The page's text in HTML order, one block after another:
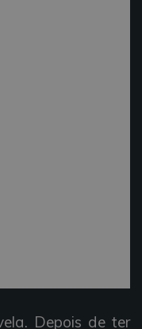
Depois de ter